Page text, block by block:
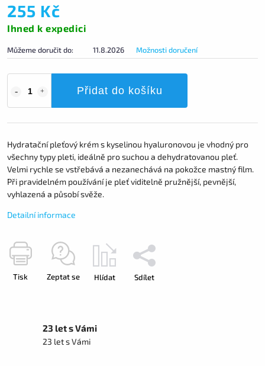
255 Kč
Ihned k expedici
Můžeme doručit do: 11.8.2026 Možnosti doručení
Přidat do košíku
Hydratační pleťový krém s kyselinou hyaluronovou je vhodný pro
všechny typy pleti, ideálně pro suchou a dehydratovanou pleť.
Velmi rychle se vstřebává a nezanechává na pokožce mastný film.
Při pravidelném používání je pleť viditelně pružnější, pevnější,
vyhlazená a působí svěže.
Detailní informace
Tisk Zeptat se Hlídat Sdílet
23 let s Vámi
23 let s Vámi